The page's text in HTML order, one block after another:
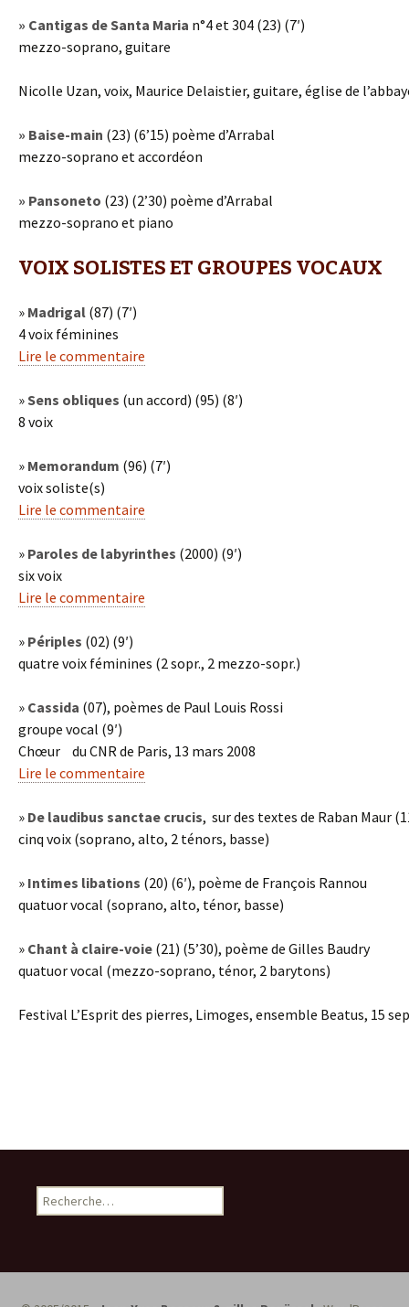
» Cantigas de Santa Maria n°4 et 304 (23) (7′)
mezzo-soprano, guitare
Nicolle Uzan, voix, Maurice Delaistier, guitare, église de
» Baise-main (23) (6’15) poème d’Arrabal
mezzo-soprano et accordéon
» Pansoneto (23) (2’30) poème d’Arrabal
mezzo-soprano et piano
VOIX SOLISTES ET GROUPES VOCAUX
» Madrigal (87) (7′)
4 voix féminines
Lire le commentaire
»Sens obliques (un accord) (95) (8′)
8 voix
» Memorandum (96) (7′)
voix soliste(s)
Lire le commentaire
» Paroles de labyrinthes (2000) (9′)
six voix
Lire le commentaire
» Périples (02) (9′)
quatre voix féminines (2 sopr., 2 mezzo-sopr.)
» Cassida (07), poèmes de Paul Louis Rossi
groupe vocal (9′)
Chœur du CNR de Paris, 13 mars 2008
Lire le commentaire
» De laudibus sanctae crucis, sur des textes de Raban Maur
cinq voix (soprano, alto, 2 ténors, basse)
» Intimes libations (20) (6′), poème de François Rannou
quatuor vocal (soprano, alto, ténor, basse)
» Chant à claire-voie (21) (5’30), poème de Gilles Baudry
quatuor vocal (mezzo-soprano, ténor, 2 barytons)
Festival L’Esprit des pierres, Limoges, ensemble Beatus, 15
R
e
e